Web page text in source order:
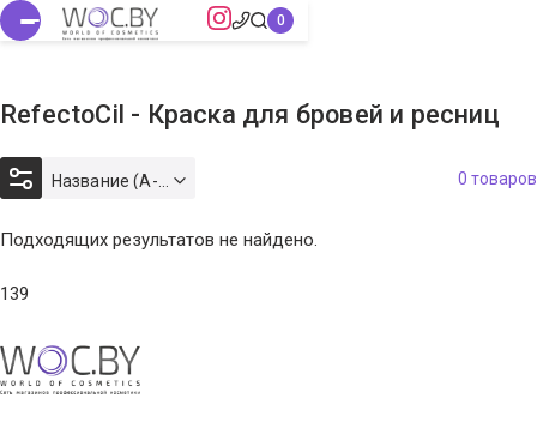
RefectoCil - Краска для бровей и ресниц
0 товаров
Подходящих результатов не найдено.
139